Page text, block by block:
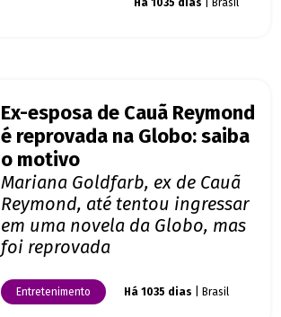
Há 1035 dias | Brasil
Ex-esposa de Cauã Reymond
é reprovada na Globo: saiba
o motivo
Mariana Goldfarb, ex de Cauã
Reymond, até tentou ingressar
em uma novela da Globo, mas
foi reprovada
Entretenimento Há 1035 dias | Brasil